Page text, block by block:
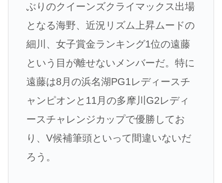
ぶりのクイーンズクライマックス出場
となる海野、近況リズム上昇ムードの
細川、女子賞金ランキング1位の遠藤
という目が離せないメンバーだ。特に
遠藤は8月の浜名湖PG1レディースチ
ャンピオンと11月の多摩川G2レディ
ースチャレンジカップで優勝してお
り、V候補筆頭といって間違いないだ
ろう。